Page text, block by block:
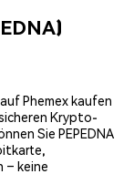
Phemex kaufen
Krypto-
Sie PEPEDNA
– keine